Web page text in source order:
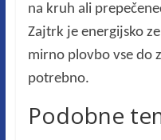
na kruh ali
Zajtrk je energijsko
mirno plovbo vse do
potrebno.
Podobne